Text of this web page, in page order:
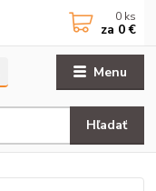
Menu
Hľadať
0 ks
za 0 €